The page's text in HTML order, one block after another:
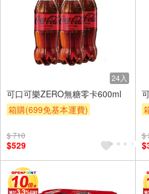
24入
可口可樂ZERO無糖零卡600ml
箱購(699免基本運費)
滿額9折
$ 710
$529
$